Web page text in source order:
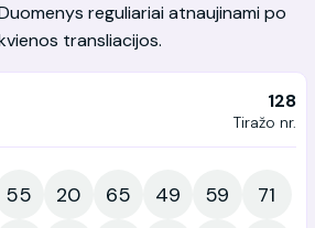
reguliariai atnaujinami po
transliacijos.
128
Tiražo nr.
55 20 65 49 59
71